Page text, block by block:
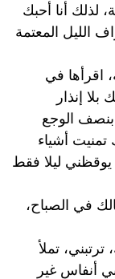
لذلك أنا أحبك
الليل المعتمة
اقرأها في
إنذار
الوجع
أشياء
ليلا فقط
في الصباح،
تملأ
أنفاس غير